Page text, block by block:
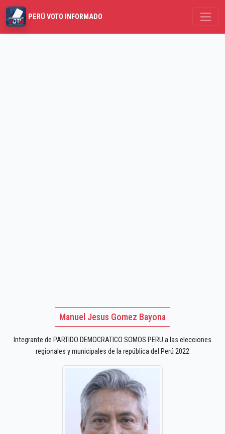
PERÚ VOTO INFORMADO
Manuel Jesus Gomez Bayona
Integrante de PARTIDO DEMOCRATICO SOMOS PERU a las elecciones
regionales y municipales de la república del Perú 2022